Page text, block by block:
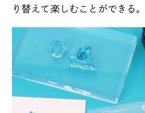
り替えて楽しむことができる。